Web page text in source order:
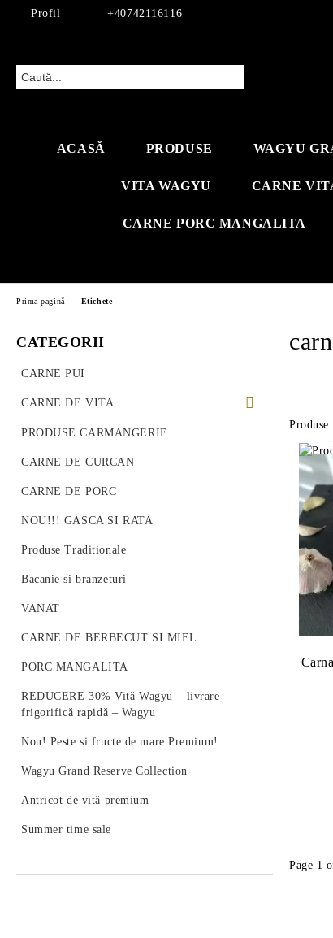
Profil +40742116116
ACASĂ PRODUSE WAGYU
VITA WAGYU CARNE
CARNE PORC MANGALITA
CATEGORII
CARNE PUI
CARNE DE VITA
PREMIUM BEEF STEAK
VITA ROMANEASCA
VITA WAGYU
Vită Angus Premium
PRODUSE CARMANGERIE
CARNE DE CURCAN
CARNE DE PORC
NOU!!! GASCA SI RATA
Produse Traditionale
Bacanie si branzeturi
VANAT
CARNE DE BERBECUT SI MIEL
PORC MANGALITA
REDUCERE 30% Vită Wagyu – livrare
frigorifică rapidă – Wagyu
Nou! Peste si fructe de mare Premium!
Wagyu Grand Reserve Collection
Antricot de vită premium
Summer time sale
Prima pagină Etichete
Produse
Page 1